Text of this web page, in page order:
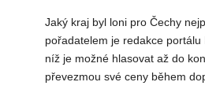
Jaký kraj byl loni pro Čechy
pořadatelem je redakce
níž je možné hlasovat až do
převezmou své ceny během